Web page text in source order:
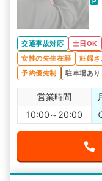
交通事故対応 土日OK
女性の先生在籍
妊婦
予約優先制
駐車場あり
営業時間
10:00～20:00